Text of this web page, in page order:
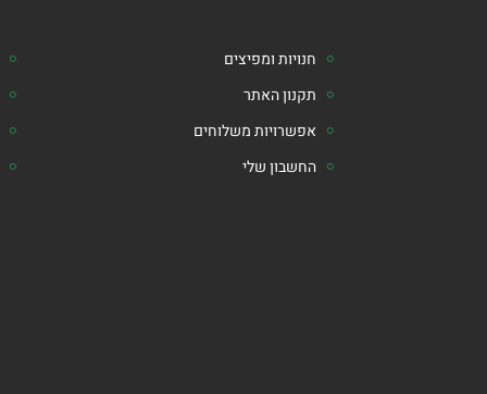
חנויות ומפיצים
תקנון האתר
אפשרויות משלוחים
החשבון שלי